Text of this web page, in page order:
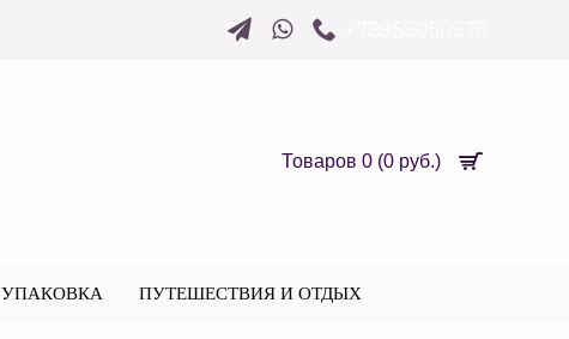
Товаров 0 (0 руб.)
УПАКОВКА ПУТЕШЕСТВИЯ И ОТДЫХ